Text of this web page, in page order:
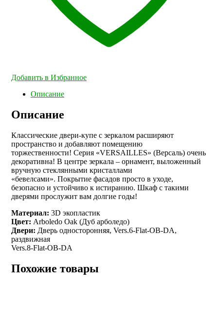
Добавить в Избранное
Описание
Описание
Классические двери-купе с зеркалом расширяют
пространство и добавляют помещению
торжественности! Серия «VERSAILLES» (Версаль) очень
декоративна! В центре зеркала – орнамент, выложенный
вручную стеклянными кристаллами
«бевелсами». Покрытие фасадов просто в уходе,
безопасно и устойчиво к истиранию. Шкаф с такими
дверями прослужит вам долгие годы!
Материал: 3D экопластик
Цвет: Arboledo Оak (Дуб арболедо)
Двери: Дверь односторонняя, Vers.6-Flat-OB-DA,
раздвижная
Vers.8-Flat-OB-DA
Похожие товары